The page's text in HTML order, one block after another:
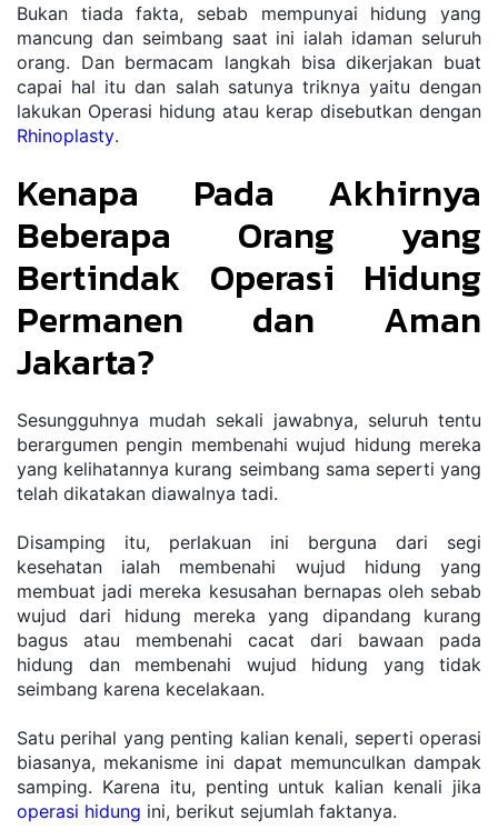
Bukan tiada fakta, sebab mempunyai hidung yang
mancung dan seimbang saat ini ialah idaman seluruh
orang. Dan bermacam langkah bisa dikerjakan buat
capai hal itu dan salah satunya triknya yaitu dengan
lakukan Operasi hidung atau kerap disebutkan dengan
Rhinoplasty.
Kenapa Pada Akhirnya
Beberapa Orang yang
Bertindak Operasi Hidung
Permanen dan Aman
Jakarta?
Sesungguhnya mudah sekali jawabnya, seluruh tentu
berargumen pengin membenahi wujud hidung mereka
yang kelihatannya kurang seimbang sama seperti yang
telah dikatakan diawalnya tadi.
Disamping itu, perlakuan ini berguna dari segi
kesehatan ialah membenahi wujud hidung yang
membuat jadi mereka kesusahan bernapas oleh sebab
wujud dari hidung mereka yang dipandang kurang
bagus atau membenahi cacat dari bawaan pada
hidung dan membenahi wujud hidung yang tidak
seimbang karena kecelakaan.
Satu perihal yang penting kalian kenali, seperti operasi
biasanya, mekanisme ini dapat memunculkan dampak
samping. Karena itu, penting untuk kalian kenali jika
operasi hidung ini, berikut sejumlah faktanya.